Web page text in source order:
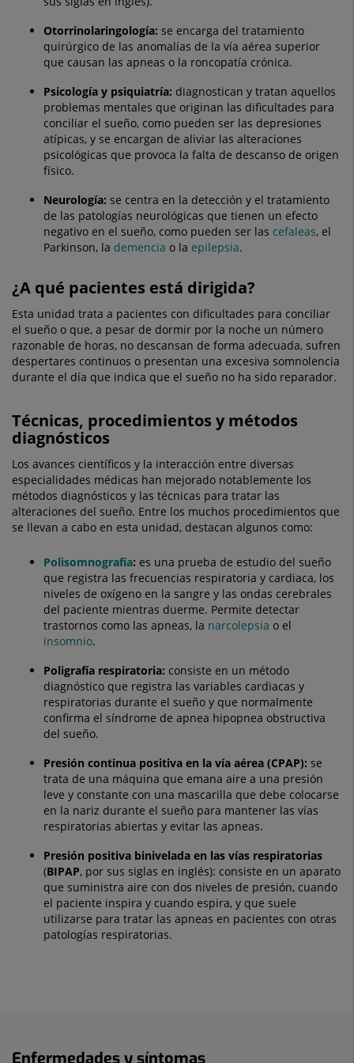
Otorrinolaringología: se encarga del tratamiento
quirúrgico de las anomalías de la vía aérea superior
que causan las apneas o la roncopatía crónica.
Psicología y psiquiatría: diagnostican y tratan aquellos
problemas mentales que originan las dificultades para
conciliar el sueño, como pueden ser las depresiones
atípicas, y se encargan de aliviar las alteraciones
psicológicas que provoca la falta de descanso de origen
físico.
Neurología: se centra en la detección y el tratamiento
de las patologías neurológicas que tienen un efecto
negativo en el sueño, como pueden ser las cefaleas, el
Parkinson, la demencia o la epilepsia.
¿A qué pacientes está dirigida?
Esta unidad trata a pacientes con dificultades para conciliar
el sueño o que, a pesar de dormir por la noche un número
razonable de horas, no descansan de forma adecuada, sufren
despertares continuos o presentan una excesiva somnolencia
durante el día que indica que el sueño no ha sido reparador.
Técnicas, procedimientos y métodos
diagnósticos
Los avances científicos y la interacción entre diversas
especialidades médicas han mejorado notablemente los
métodos diagnósticos y las técnicas para tratar las
alteraciones del sueño. Entre los muchos procedimientos que
se llevan a cabo en esta unidad, destacan algunos como:
Polisomnografía: es una prueba de estudio del sueño
que registra las frecuencias respiratoria y cardiaca, los
niveles de oxígeno en la sangre y las ondas cerebrales
del paciente mientras duerme. Permite detectar
trastornos como las apneas, la narcolepsia o el
insomnio.
Poligrafía respiratoria: consiste en un método
diagnóstico que registra las variables cardiacas y
respiratorias durante el sueño y que normalmente
confirma el síndrome de apnea hipopnea obstructiva
del sueño.
Presión continua positiva en la vía aérea (CPAP): se
trata de una máquina que emana aire a una presión
leve y constante con una mascarilla que debe colocarse
en la nariz durante el sueño para mantener las vías
respiratorias abiertas y evitar las apneas.
Presión positiva binivelada en las vías respiratorias
(BIPAP, por sus siglas en inglés): consiste en un aparato
que suministra aire con dos niveles de presión, cuando
el paciente inspira y cuando espira, y que suele
utilizarse para tratar las apneas en pacientes con otras
patologías respiratorias.
Enfermedades y síntomas